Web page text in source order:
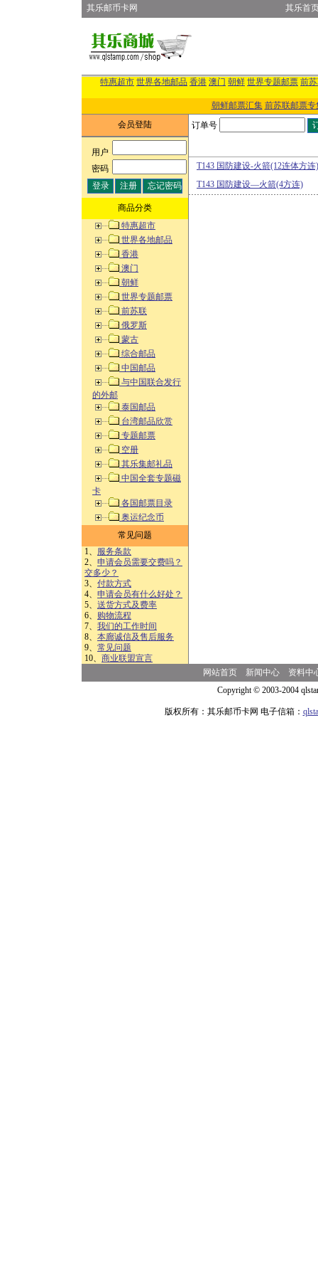
其乐邮币卡网 其乐首
特惠超市 世界各地邮品 香港 澳门 朝鲜 世界专题邮票 前
朝鲜邮票汇集 前苏联邮票专
会员登陆
用户:
密码:
商品分类
特惠超市
世界各地邮品
香港
澳门
朝鲜
世界专题邮票
前苏联
俄罗斯
蒙古
综合邮品
中国邮品
与中国联合发行
的外邮
泰国邮品
台湾邮品欣赏
专题邮票
空册
其乐集邮礼品
中国全套专题磁
卡
各国邮票目录
奥运纪念币
常见问题
1、 服务条款
2、 申请会员需要交费吗？
交多少？
3、 付款方式
4、 申请会员有什么好处？
5、 送货方式及费率
6、 购物流程
7、 我们的工作时间
8、 本廊诚信及售后服务
9、 常见问题
10、 商业联盟宣言
订单号
T143 国防建设-火箭(12连体方连)
T143 国防建设—火箭(4方连)
网站首页 新闻中心
资料中
Copyright © 2003-2004
版权所有：其乐邮币卡网 电子信箱：